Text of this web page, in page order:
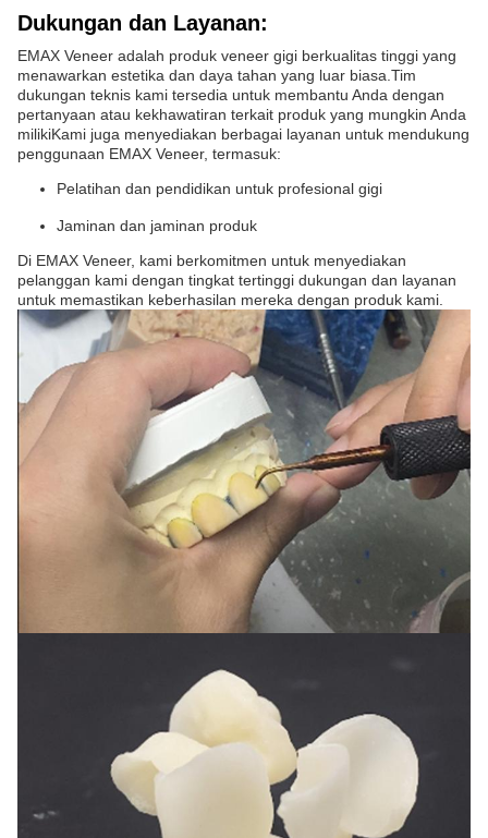
Dukungan dan Layanan:
EMAX Veneer adalah produk veneer gigi berkualitas tinggi yang
menawarkan estetika dan daya tahan yang luar biasa.Tim
dukungan teknis kami tersedia untuk membantu Anda dengan
pertanyaan atau kekhawatiran terkait produk yang mungkin Anda
milikiKami juga menyediakan berbagai layanan untuk mendukung
penggunaan EMAX Veneer, termasuk:
Pelatihan dan pendidikan untuk profesional gigi
Jaminan dan jaminan produk
Di EMAX Veneer, kami berkomitmen untuk menyediakan
pelanggan kami dengan tingkat tertinggi dukungan dan layanan
untuk memastikan keberhasilan mereka dengan produk kami.